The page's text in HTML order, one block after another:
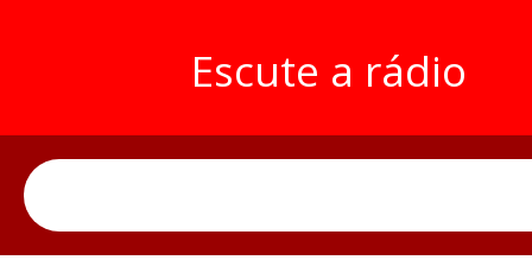
Escute a rádio